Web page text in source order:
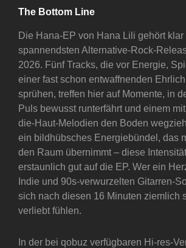
The Bottom Line
Die Hana-EP von Hana Lili gehört klar
spannendsten Alternative-Rock-
2026. Fünf Tracks, die vor Energie,
einer fast schon entwaffnenden
sprühen, treffen hier auf Momente, in
Puls bewusst runterfährt und einem
die-Haut-Melodien den Boden
ein bildhübsches Energiebündel, das
den Raum übernimmt – diese
erstaunlich gut auf die EP. Wer ein
Indie und 90s-verwurzelten Gitarren-
sich nach diesen 16 Minuten ziemlich
verliebt fühlen.
In der bei qobuz verfügbaren Hi-res-